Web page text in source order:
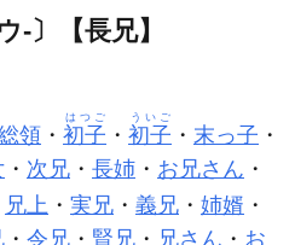
‐〕【長兄】
領 ・ 初子
はつご
・ 初子
ういご
・ 末っ子 ・
・ 次兄 ・ 長姉 ・ お兄さん ・
兄上 ・ 実兄 ・ 義兄 ・ 姉婿 ・
・ 令兄 ・ 賢兄 ・ 兄さん ・ お